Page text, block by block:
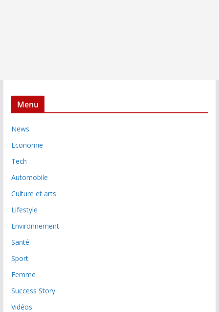
Menu
News
Economie
Tech
Automobile
Culture et arts
Lifestyle
Environnement
Santé
Sport
Femme
Success Story
Vidéos